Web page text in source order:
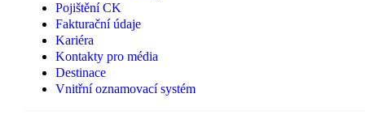
Pojištění CK
Fakturační údaje
Kariéra
Kontakty pro média
Destinace
Vnitřní oznamovací systém